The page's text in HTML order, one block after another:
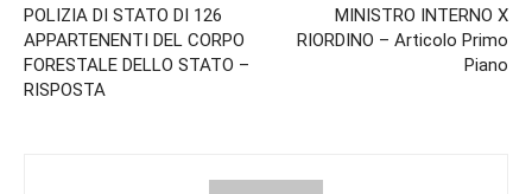
POLIZIA DI STATO DI 126
APPARTENENTI DEL CORPO
FORESTALE DELLO STATO –
RISPOSTA
MINISTRO INTERNO X
RIORDINO – Articolo Primo
Piano